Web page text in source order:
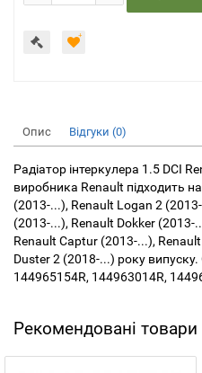
Опис Відгуки (0)
Радіатор інтеркулера 1.5 DCI
виробника Renault підходить
(2013-...), Renault Logan 2
(2013-...), Renault Dokker (2013-
Renault Captur (2013-...),
Duster 2 (2018-...) року
144965154R, 144963014R,
Рекомендовані товари